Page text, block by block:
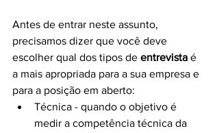
Antes de entrar neste assunto,
precisamos dizer que você deve
escolher qual dos tipos de entrevista é
a mais apropriada para a sua empresa e
para a posição em aberto:
Técnica - quando o objetivo é
medir a competência técnica da